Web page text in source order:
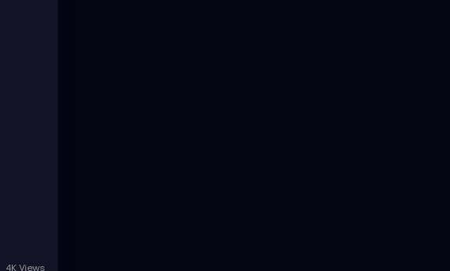
4K Views